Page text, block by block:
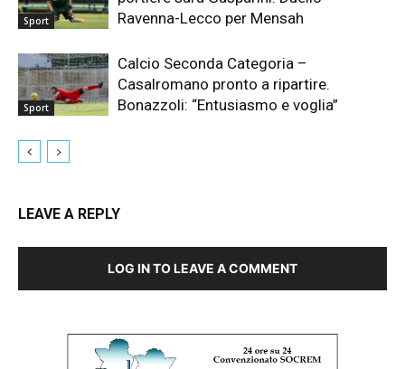
Sport
Ravenna-Lecco per Mensah
Sport
Calcio Seconda Categoria –
Casalromano pronto a ripartire.
Bonazzoli: “Entusiasmo e voglia”
LEAVE A REPLY
LOG IN TO LEAVE A COMMENT